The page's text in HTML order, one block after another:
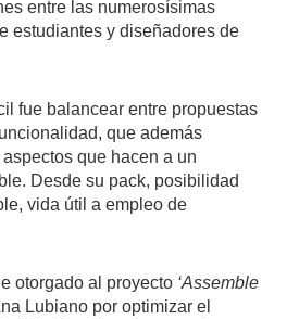
entre las numerosísimas
estudiantes y diseñadores de
fue balancear entre propuestas
que además
que hacen a un
Desde su pack, posibilidad
vida útil a empleo de
otorgado al proyecto ‘Assemble
Lubiano por optimizar el